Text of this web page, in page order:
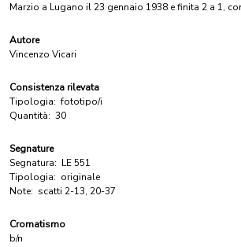
Marzio a Lugano il 23 gennaio 1938 e finita 2 a 1,
Autore
Vincenzo Vicari
Consistenza rilevata
Tipologia: fototipo/i
Quantità: 30
Segnature
Segnatura: LE 551
Tipologia: originale
Note: scatti 2-13, 20-37
Cromatismo
b/n